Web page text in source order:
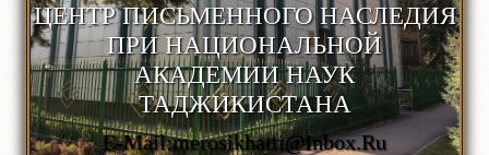
ЦЕНТР ПИСЬМЕННОГО НАСЛЕДИЯ
ПРИ НАЦИОНАЛЬНОЙ
АКАДЕМИИ НАУК
ТАДЖИКИСТАНА
E-Mail:merosikhatti@inbox.ru